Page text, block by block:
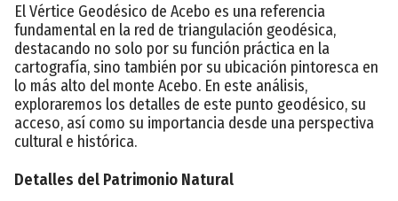
El Vértice Geodésico de Acebo es una referencia
fundamental en la red de triangulación geodésica,
destacando no solo por su función práctica en la
cartografía, sino también por su ubicación pintoresca en
lo más alto del monte Acebo. En este análisis,
exploraremos los detalles de este punto geodésico, su
acceso, así como su importancia desde una perspectiva
cultural e histórica.
Detalles del Patrimonio Natural